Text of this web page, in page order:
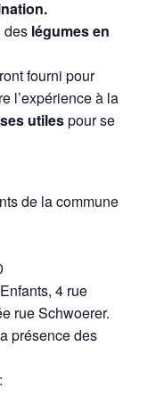
des légumes en
fourni pour
l’expérience à la
utilespour se
de la commune
4 rue
rue Schwoerer.
présence des